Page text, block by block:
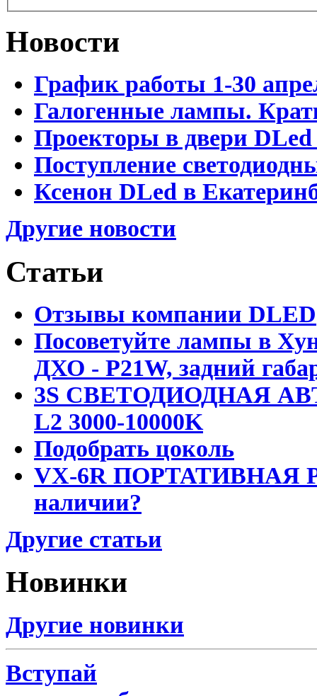
Новости
График работы 1-30
Галогенные лампы.
Проекторы в двери DLed
Поступление
Ксенон DLed в
Другие новости
Статьи
Отзывы компании DLED
Посоветуйте лампы в
ДХО - P21W, задний
3S СВЕТОДИОДНАЯ
L2 3000-10000K
Подобрать цоколь
VX-6R ПОРТАТИВНАЯ
наличии?
Другие статьи
Новинки
Другие новинки
Вступай